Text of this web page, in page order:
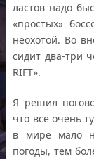
ластов надо
«простых»
неохотой. Во
сидит два-три
RIFT».
Я решил
что все очень
в мире мало
погоды, тем